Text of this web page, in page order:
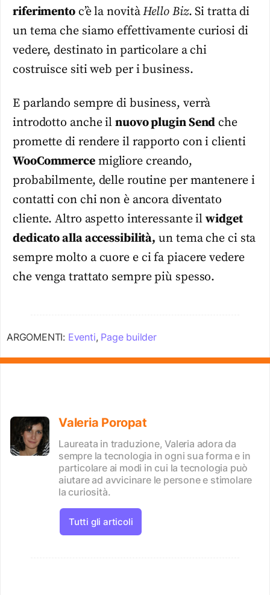
riferimentoc’è la novitàHello Biz. Si tratta di
un tema che siamo effettivamente curiosi di
vedere, destinato in particolare a chi
costruisce siti web per i business.
E parlando sempre di business, verrà
introdotto anche il nuovo plugin Send che
promette di rendere il rapporto con i clienti
WooCommercemigliore creando,
probabilmente, delle routine per mantenere i
contatti con chi non è ancora diventato
cliente. Altro aspetto interessante ilwidget
dedicato alla accessibilità, un tema che ci sta
sempre molto a cuore e ci fa piacere vedere
che venga trattato sempre più spesso.
ARGOMENTI: Eventi, Page builder
Valeria Poropat
Laureata in traduzione, Valeria adora da
sempre la tecnologia in ogni sua forma e in
particolare ai modi in cui la tecnologia può
aiutare ad avvicinare le persone e stimolare
la curiosità.
Tutti gli articoli